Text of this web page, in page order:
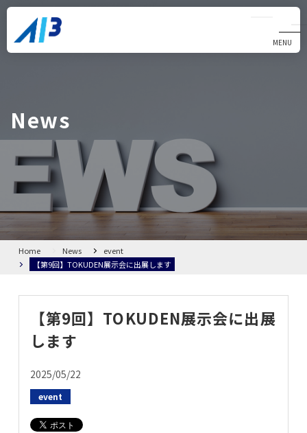
MENU
News
CLOSE
News
Alliom
製品・サービス
お問い合わせ
Home News
event
【第9回】TOKUDEN展示会に出展します
【第9回】TOKUDEN展示会に出展
します
2025/05/22
event